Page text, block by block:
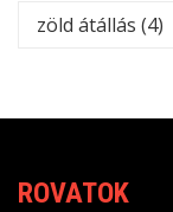
zöld átállás (4)
ROVATOK